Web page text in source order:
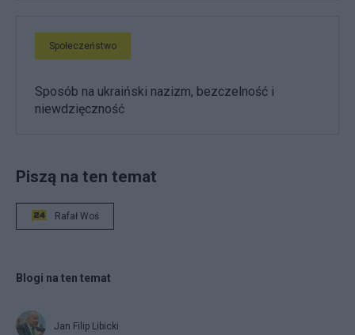
Społeczeństwo
Sposób na ukraiński nazizm, bezczelność i
niewdzięczność
Piszą na ten temat
Rafał Woś
Blogi na ten temat
Jan Filip Libicki